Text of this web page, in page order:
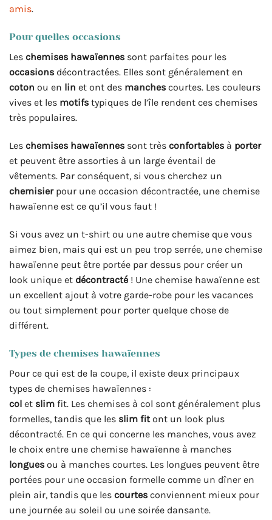
amis.
Pour quelles occasions
Les chemises hawaïennes sont parfaites pour les
occasions décontractées. Elles sont généralement en
coton ou en lin et ont des manches courtes. Les couleurs
vives et les motifs typiques de l’île rendent ces chemises
très populaires.
Les chemises hawaïennes sont très confortables à porter
et peuvent être assorties à un large éventail de
vêtements. Par conséquent, si vous cherchez un
chemisierpour une occasion décontractée, une chemise
hawaïenne est ce qu’il vous faut !
Si vous avez un t-shirt ou une autre chemise que vous
aimez bien, mais qui est un peu trop serrée, une chemise
hawaïenne peut être portée par dessus pour créer un
look unique et décontracté ! Une chemise hawaïenne est
un excellent ajout à votre garde-robe pour les vacances
ou tout simplement pour porter quelque chose de
différent.
Types de chemises hawaïennes
Pour ce qui est de la coupe, il existe deux principaux
types de chemises hawaïennes :
col et slim fit. Les chemises à col sont généralement plus
formelles, tandis que les slim fit ont un look plus
décontracté. En ce qui concerne les manches, vous avez
le choix entre une chemise hawaïenne à manches
longues ou à manches courtes. Les longues peuvent être
portées pour une occasion formelle comme un dîner en
plein air, tandis que les courtes conviennent mieux pour
une journée au soleil ou une soirée dansante.